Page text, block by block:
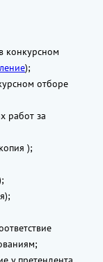
конкурсном
);
отборе
работ за
);